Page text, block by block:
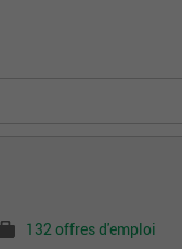
132 offres d'emploi